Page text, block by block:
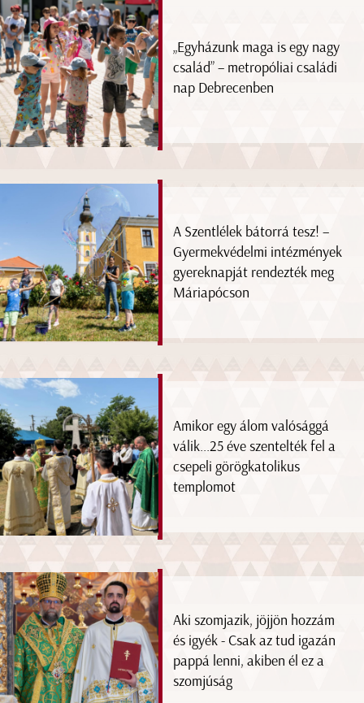
„Egyházunk maga is egy nagy
család” – metropóliai családi
nap Debrecenben
A Szentlélek bátorrá tesz! –
Gyermekvédelmi intézmények
gyereknapját rendezték meg
Máriapócson
Amikor egy álom valósággá
válik...25 éve szentelték fel a
csepeli görögkatolikus
templomot
Aki szomjazik, jöjjön hozzám
és igyék - Csak az tud igazán
pappá lenni, akiben él ez a
szomjúság